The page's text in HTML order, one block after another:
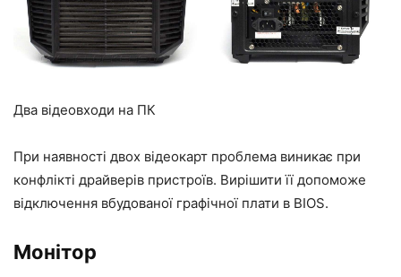
Два відеовходи на ПК
При наявності двох відеокарт проблема виникає при
конфлікті драйверів пристроїв. Вирішити її допоможе
відключення вбудованої графічної плати в BIOS.
Монітор